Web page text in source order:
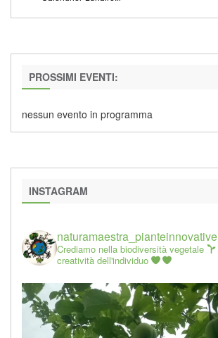
PROSSIMI EVENTI:
nessun evento in programma
INSTAGRAM
naturamaestra_pianteinnovative
Crediamo nella biodiversità vegetale
creatività dell'individuo